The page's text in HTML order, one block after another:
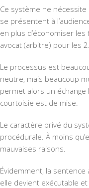
Ce système ne
se présentent à
en plus d’économiser
avocat (arbitre) pour les
Le processus est
neutre, mais beaucoup
permet alors un échange
courtoisie est de mise.
Le caractère privé du
procédurale. À moins
mauvaises raisons.
Évidemment, la
elle devient exécutable